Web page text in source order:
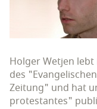
Holger Wetjen
des
Zeitung" und hat
protestantes"